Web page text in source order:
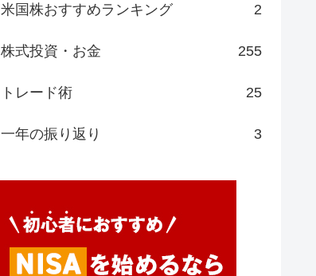
米国株おすすめランキング 2
株式投資・お金 255
トレード術 25
一年の振り返り 3